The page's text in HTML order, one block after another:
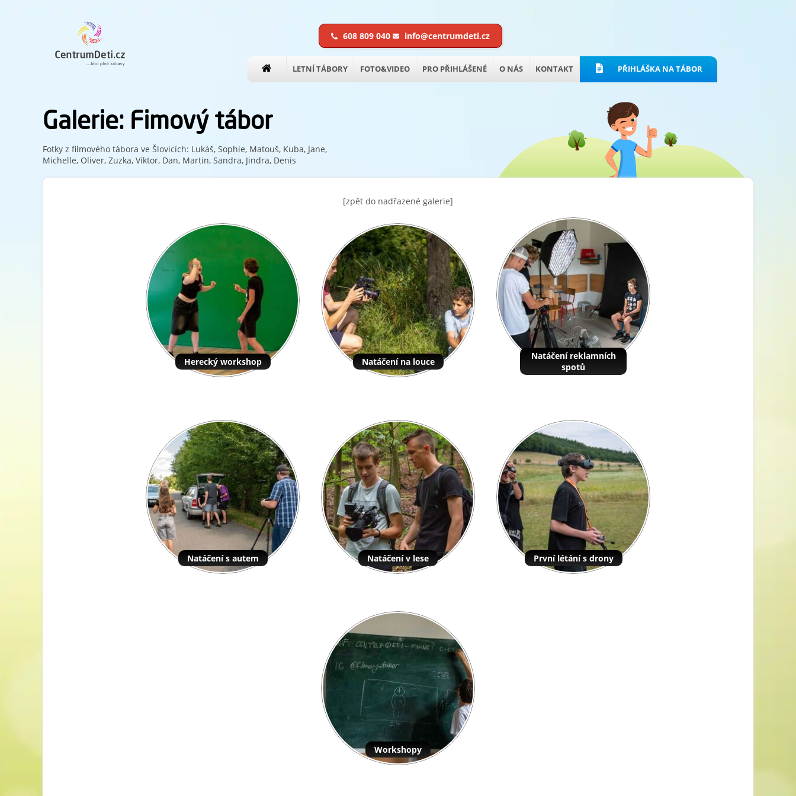
608 809 040 info@centrumdeti.cz
LETNÍ TÁBORY FOTO&VIDEO PRO PŘIHLÁŠENÉ O NÁS KONTAKT PŘIHLÁŠKA NA TÁBOR
Galerie: Fimový tábor
Fotky z filmového tábora ve Šlovicích: Lukáš, Sophie, Matouš, Kuba, Jane,
Michelle, Oliver, Zuzka, Viktor, Dan, Martin, Sandra, Jindra, Denis
[zpět do nadřazené galerie]
Herecký workshop Natáčení na louce
Natáčení reklamních
spotů
Natáčení s autem Natáčení v lese První létání s drony
Workshopy